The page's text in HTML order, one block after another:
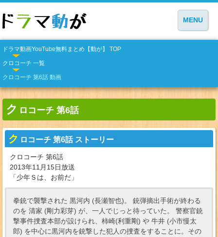
MENU
ドラマ動画YouTube無料まとめ【動が】 TOP
クロコーチ 一覧
クロコーチ 第6話 動画
ク ロコーチ 第6話
ク ロコーチ 第6話 ストーリー
クロコーチ 第6話
2013年11月15日放送
「少年Ｓは、お前だ」
拳銃で襲撃された 黒河内 (長瀬智也)。 銃弾摘出手術が終わる
のを 清家 (剛力彩芽) が、一人でじっと待っていた。 警察官銃
撃事件捜査本部が設けられ、柿崎(利重剛) や 牛井 (小市慢太
郎) を中心に黒河内を銃撃した犯人の捜査をすることに。その